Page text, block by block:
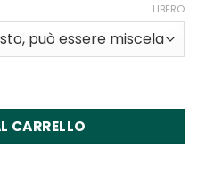
LIBERO
Vape (800 Puffs)
CARRELLO